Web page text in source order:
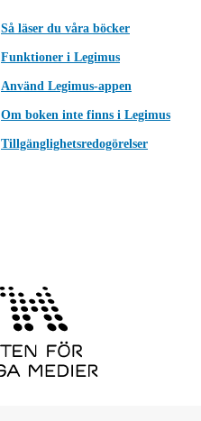
Så läser du våra böcker
Funktioner i Legimus
Använd Legimus-appen
Om boken inte finns i Legimus
Tillgänglighetsredogörelser